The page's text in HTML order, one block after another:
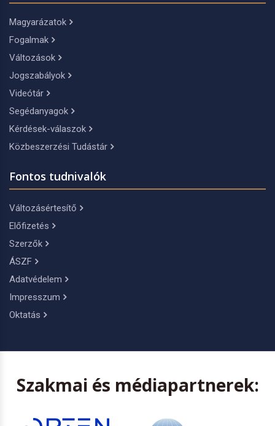
Magyarázatok
Fogalmak
Változások
Jogszabályok
Videótár
Segédanyagok
Kérdések-válaszok
Közbeszerzési Tudástár
Fontos tudnivalók
Változásértesítő
Előfizetés
Szerzők
ÁSZF
Adatvédelem
Impresszum
Oktatás
Szakmai és médiapartnerek: